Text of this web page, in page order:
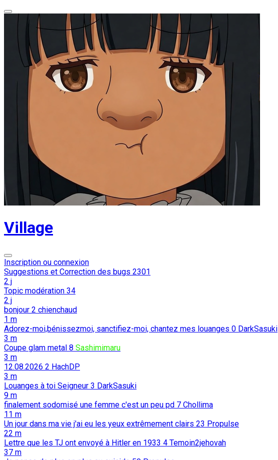
Village
Inscription ou connexion
Suggestions et Correction des bugs 2301
2 j
Topic modération 34
2 j
bonjour 2 chienchaud
1 m
Adorez-moi,bénissezmoi, sanctifiez-moi, chantez mes louanges 0 DarkSasuki
3 m
Coupe glam metal 8 Sashimimaru
3 m
12.08.2026 2 HachDP
3 m
Louanges à toi Seigneur 3 DarkSasuki
9 m
finalement sodomisé une femme c'est un peu pd 7 Chollima
11 m
Un jour dans ma vie j'ai eu les yeux extrêmement clairs 23 Propulse
22 m
Lettre que les TJ ont envoyé à Hitler en 1933 4 Temoin2jehovah
37 m